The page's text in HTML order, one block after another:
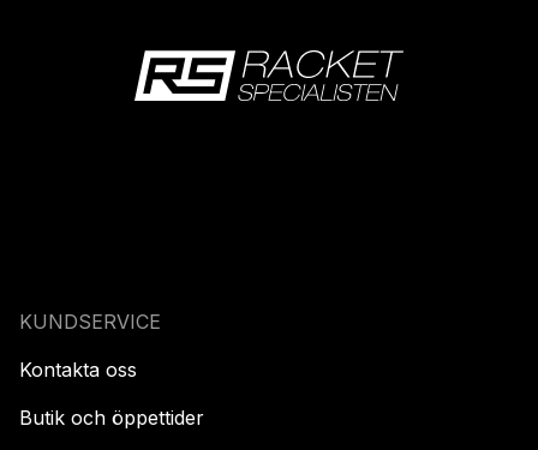
KUNDSERVICE
Kontakta oss
Butik och öppettider